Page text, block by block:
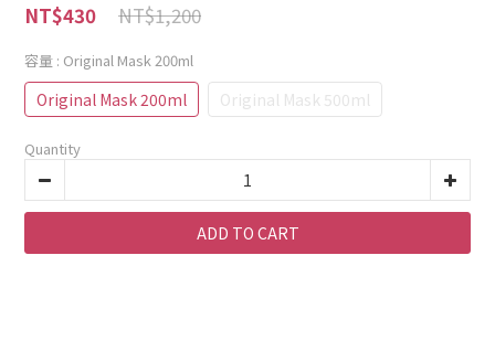
NT$1,200
NT$430
容量 : Original Mask 200ml
Original Mask 200ml Original Mask 500ml
Quantity
ADD TO CART